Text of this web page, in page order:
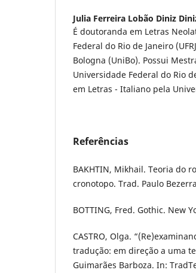
Julia Ferreira Lobão Diniz
É doutoranda em Letras
Federal do Rio de Janeiro
Bologna (UniBo). Possui
Universidade Federal do Rio
em Letras - Italiano pela
Referências
BAKHTIN, Mikhail. Teoria do
cronotopo. Trad. Paulo
BOTTING, Fred. Gothic. New
CASTRO, Olga.
tradução: em direção a uma
Guimarães Barboza. In: